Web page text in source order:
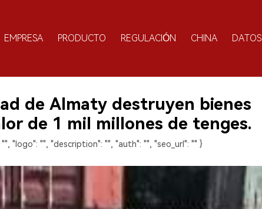
EMPRESA PRODUCTO REGULACIÓN CHINA DATOS
de Almaty destruyen bienes
de 1 mil millones de tenges.
"logo": "", "description": "", "auth": "", "seo_url": "" }